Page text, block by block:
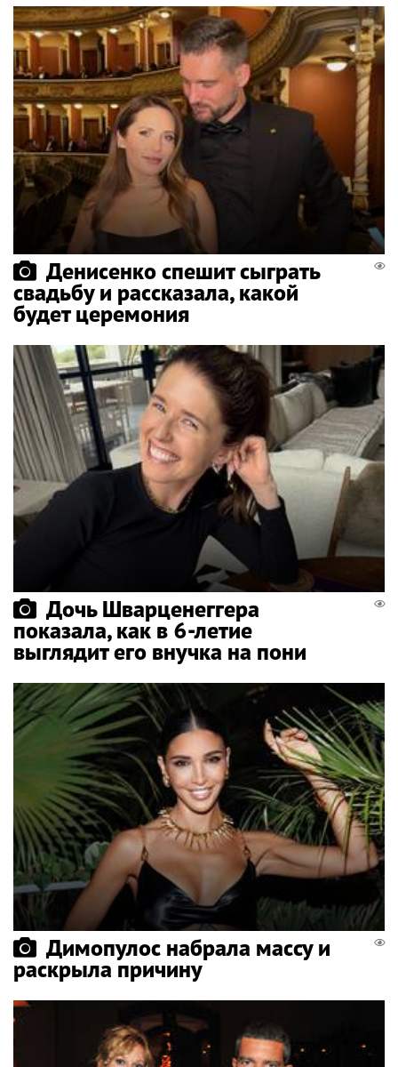
Денисенко спешит сыграть
свадьбу и рассказала, какой
будет церемония
Дочь Шварценеггера
показала, как в 6-летие
выглядит его внучка на пони
Димопулос набрала массу и
раскрыла причину